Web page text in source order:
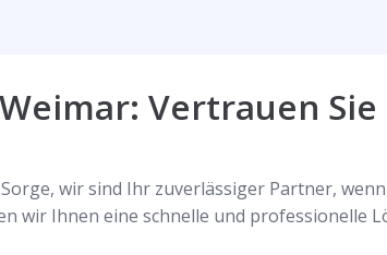
Vertrauen
wir sind Ihr zuverlässiger Partner,
wir Ihnen eine schnelle und professionelle